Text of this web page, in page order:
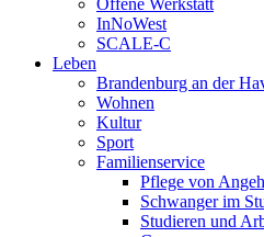
Offene Werkstatt
InNoWest
SCALE-C
Leben
Brandenburg an der
Wohnen
Kultur
Sport
Familienservice
Pflege von
Schwanger im
Studieren und